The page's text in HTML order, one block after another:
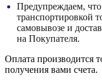
Предупреждаем,
транспортировкой
самовывозе и
на Покупателя.
Оплата производится
получения вами счета.